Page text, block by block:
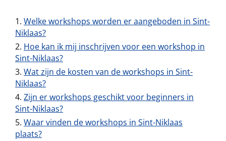
Welke workshops worden er aangeboden in Sint-
Niklaas?
Hoe kan ik mij inschrijven voor een workshop in
Sint-Niklaas?
Wat zijn de kosten van de workshops in Sint-
Niklaas?
Zijn er workshops geschikt voor beginners in
Sint-Niklaas?
Waar vinden de workshops in Sint-Niklaas
plaats?